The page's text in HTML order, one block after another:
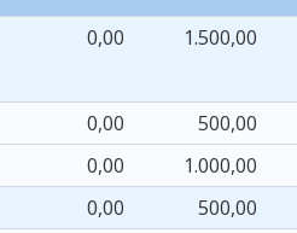
0,00 1.500,00
0,00 500,00
0,00 1.000,00
0,00 500,00